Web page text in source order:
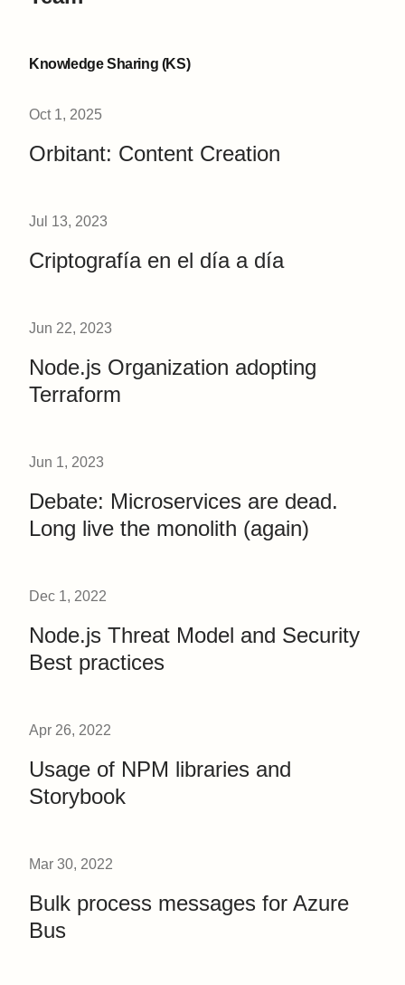
Knowledge Sharing (KS)
Oct 1, 2025
Orbitant: Content Creation
Jul 13, 2023
Criptografía en el día a día
Jun 22, 2023
Node.js Organization adopting
Terraform
Jun 1, 2023
Debate: Microservices are dead.
Long live the monolith (again)
Dec 1, 2022
Node.js Threat Model and Security
Best practices
Apr 26, 2022
Usage of NPM libraries and
Storybook
Mar 30, 2022
Bulk process messages for Azure
Bus